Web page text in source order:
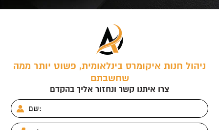
ניהול חנות איקומרס בינלאומית, פשוט יותר ממה
שחשבתם
צרו איתנו קשר ונחזור אליך בהקדם